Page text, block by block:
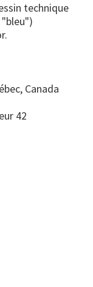
technique
Canada
42